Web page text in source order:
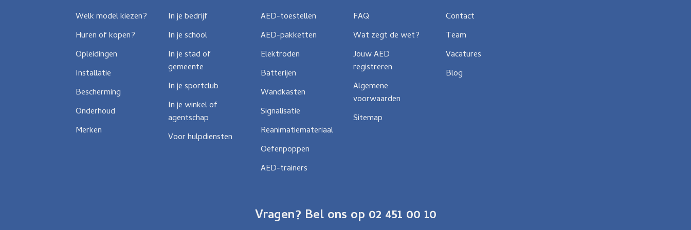
Welk model kiezen?
Huren of kopen?
Opleidingen
Installatie
Bescherming
Onderhoud
Merken
In je bedrijf
In je school
In je stad of
gemeente
In je sportclub
In je winkel of
agentschap
Voor hulpdiensten
AED-toestellen
AED-pakketten
Elektroden
Batterijen
Wandkasten
Signalisatie
Reanimatiemateriaal
Oefenpoppen
AED-trainers
FAQ
Wat zegt de wet?
Jouw AED
registreren
Algemene
voorwaarden
Sitemap
Contact
Team
Vacatures
Blog
Vragen? Bel ons op 02 451 00 10